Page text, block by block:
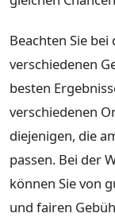
Beachten Sie
verschiedenen
besten
verschiedenen
diejenigen, die
passen. Bei der
können Sie von
und fairen